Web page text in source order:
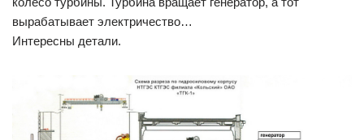
вырабатывает электричество…
Интересны детали.